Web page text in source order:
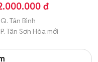
đ
Q. Tân Bình
P. Tân Sơn Hòa mới